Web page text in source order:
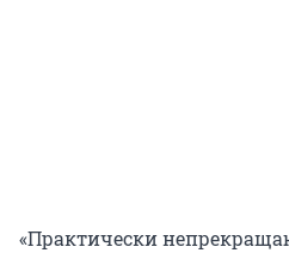
«Практически